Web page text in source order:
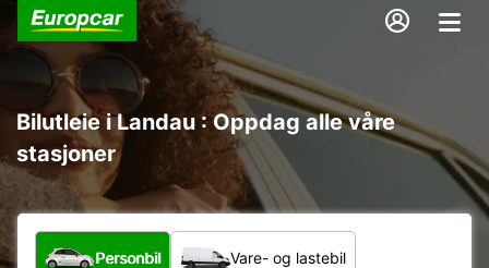
Bilutleie i Landau : Oppdag alle våre
stasjoner
Hvilken type bil?
Personbil Vare- og lastebil